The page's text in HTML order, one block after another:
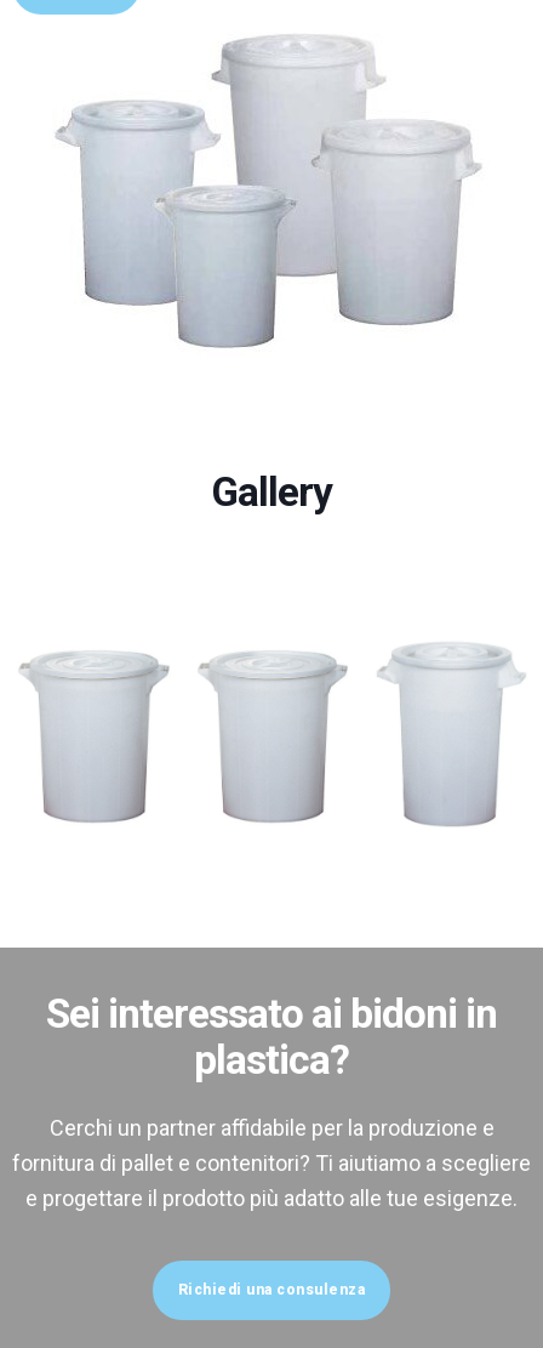
Gallery
Sei interessato ai bidoni in
plastica?
Cerchi un partner affidabile per la produzione e
fornitura di pallet e contenitori? Ti aiutiamo a scegliere
e progettare il prodotto più adatto alle tue esigenze.
Richiedi una consulenza